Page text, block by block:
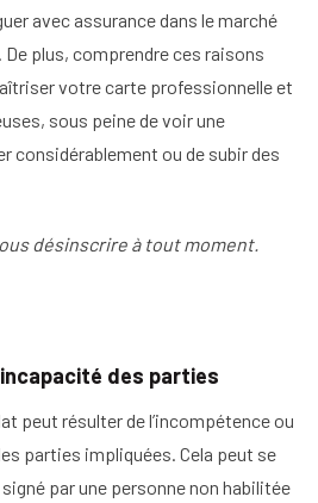
pour garantir la
mandats
avec assurance dans le marché
De plus, comprendre ces raisons
votre carte professionnelle et
sous peine de voir une
considérablement ou de subir des
désinscrire à tout moment.
des parties
peut résulter de l’incompétence ou
parties impliquées. Cela peut se
par une personne non habilitée